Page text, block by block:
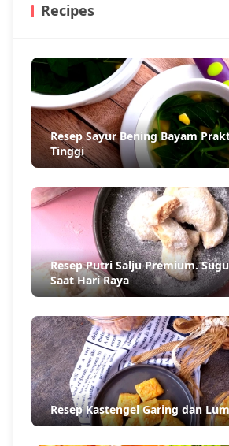
Recipes
Resep Sayur Bening Bayam
Tinggi
Resep Putri Salju Premium.
Saat Hari Raya
Resep Kastengel Garing dan